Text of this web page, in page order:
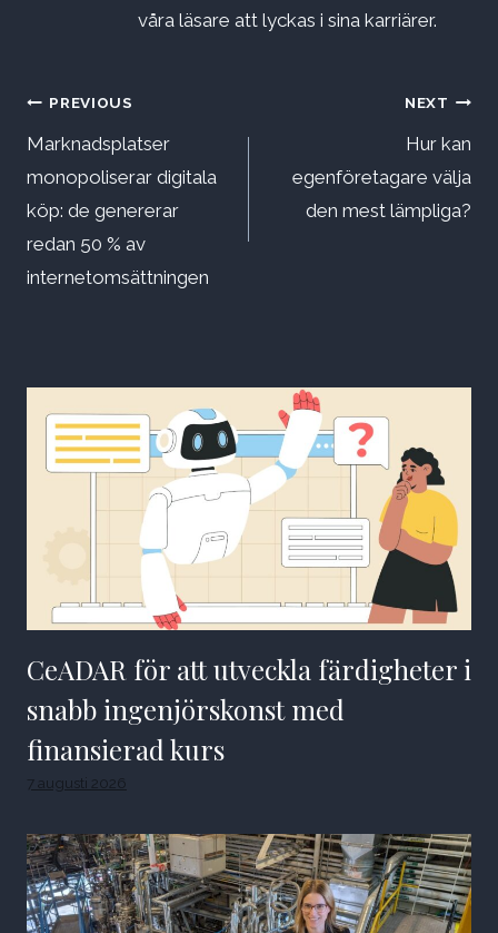
våra läsare att lyckas i sina karriärer.
Inläggsnavigering
PREVIOUS
Marknadsplatser
monopoliserar digitala
köp: de genererar
redan 50 % av
internetomsättningen
NEXT
Hur kan
egenföretagare välja
den mest lämpliga?
CeADAR för att utveckla färdigheter i
snabb ingenjörskonst med
finansierad kurs
7 augusti 2026